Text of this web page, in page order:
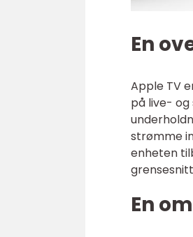
En
Apple TV
på live-
strømme
enheten
En